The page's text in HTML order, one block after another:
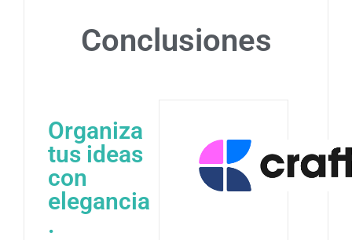
Conclusiones
Organiza
tus ideas
con
elegancia
.